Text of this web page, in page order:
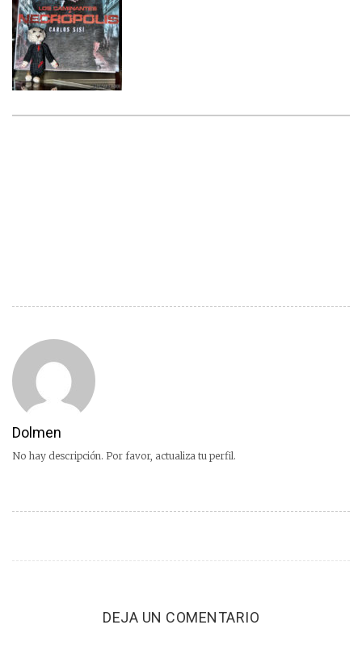
Dolmen
No hay descripción. Por favor, actualiza tu perfil.
DEJA UN COMENTARIO